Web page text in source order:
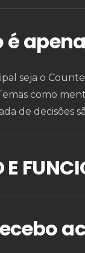
é
seja o
como
de decisões
E